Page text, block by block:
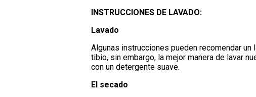
INSTRUCCIONES DE LAVADO:
Lavado
Algunas instrucciones pueden recomendar un
tibio, sin embargo, la mejor manera de lavar
con un detergente suave.
El secado